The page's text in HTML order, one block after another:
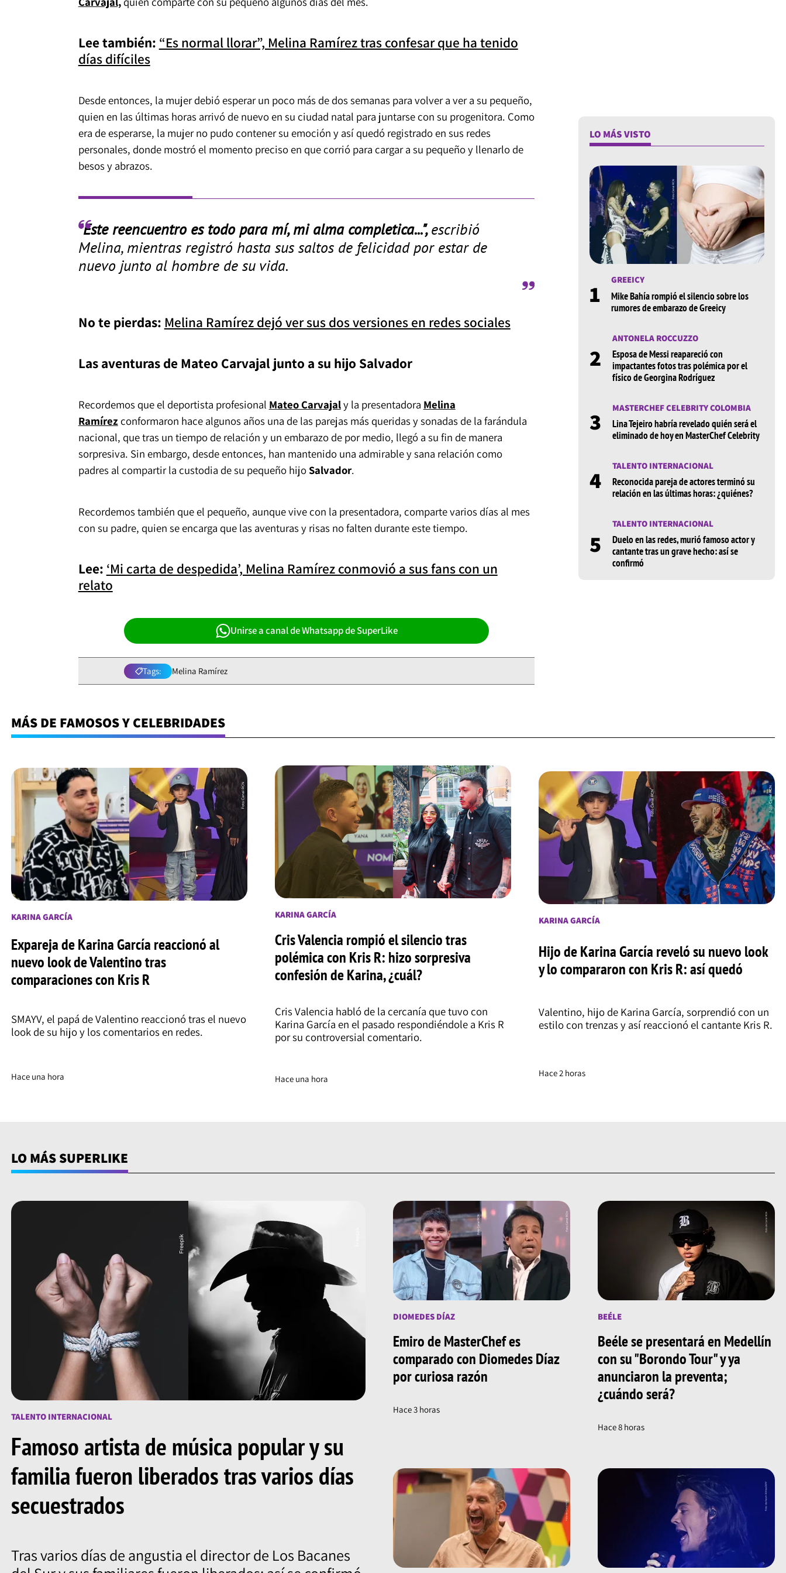
Lee también: “Es normal llorar”, Melina Ramírez tras confesar que ha tenido
días difíciles
Desde entonces, la mujer debió esperar un poco más de dos semanas para volver a ver a su pequeño,
quien en las últimas horas arrivó de nuevo en su ciudad natal para juntarse con su progenitora. Como
era de esperarse, la mujer no pudo contener su emoción y así quedó registrado en sus redes
personales, donde mostró el momento preciso en que corrió para cargar a su pequeño y llenarlo de
besos y abrazos.
"Este reencuentro es todo para mí, mi alma completica...",escribió
Melina, mientras registró hasta sus saltos de felicidad por estar de
nuevo junto al hombre de su vida.
No te pierdas: Melina Ramírez dejó ver sus dos versiones en redes sociales
Las aventuras de Mateo Carvajal junto a su hijo Salvador
Recordemos que el deportista profesional Mateo Carvajaly la presentadora Melina
Ramírez conformaron hace algunos años una de las parejas más queridas y sonadas de la farándula
nacional, que tras un tiempo de relación y un embarazo de por medio, llegó a su fin de manera
sorpresiva. Sin embargo, desde entonces, han mantenido una admirable y sana relación como
padres al compartir la custodia de su pequeño hijoSalvador.
Recordemos también que el pequeño, aunque vive con la presentadora, comparte varios días al mes
con su padre, quien se encarga que las aventuras y risas no falten durante este tiempo.
Lee: ‘Mi carta de despedida’, Melina Ramírez conmovió a sus fans con un
relato
Unirse a canal de Whatsapp de SuperLike
Tags: Melina Ramírez
LO MÁS VISTO
1
GREEICY
Mike Bahía rompió el silencio sobre los
rumores de embarazo de Greeicy
2
ANTONELA ROCCUZZO
Esposa de Messi reapareció con
impactantes fotos tras polémica por el
físico de Georgina Rodríguez
3
MASTERCHEF CELEBRITY COLOMBIA
Lina Tejeiro habría revelado quién será el
eliminado de hoy en MasterChef Celebrity
4
TALENTO INTERNACIONAL
Reconocida pareja de actores terminó su
relación en las últimas horas: ¿quiénes?
5
TALENTO INTERNACIONAL
Duelo en las redes, murió famoso actor y
cantante tras un grave hecho: así se
confirmó
MÁS DE FAMOSOS Y CELEBRIDADES
KARINA GARCÍA
Expareja de Karina García reaccionó al
nuevo look de Valentino tras
comparaciones con Kris R
SMAYV, el papá de Valentino reaccionó tras el nuevo
look de su hijo y los comentarios en redes.
Hace una hora
KARINA GARCÍA
Cris Valencia rompió el silencio tras
polémica con Kris R: hizo sorpresiva
confesión de Karina, ¿cuál?
Cris Valencia habló de la cercanía que tuvo con
Karina García en el pasado respondiéndole a Kris R
por su controversial comentario.
Hace una hora
KARINA GARCÍA
Hijo de Karina García reveló su nuevo look
y lo compararon con Kris R: así quedó
Valentino, hijo de Karina García, sorprendió con un
estilo con trenzas y así reaccionó el cantante Kris R.
Hace 2 horas
LO MÁS SUPERLIKE
TALENTO INTERNACIONAL
Famoso artista de música popular y su
familia fueron liberados tras varios días
secuestrados
Tras varios días de angustia el director de Los Bacanes
DIOMEDES DÍAZ
Emiro de MasterChef es
comparado con Diomedes Díaz
por curiosa razón
Hace 3 horas
BEÉLE
Beéle se presentará en Medellín
con su "Borondo Tour" y ya
anunciaron la preventa;
¿cuándo será?
Hace 8 horas